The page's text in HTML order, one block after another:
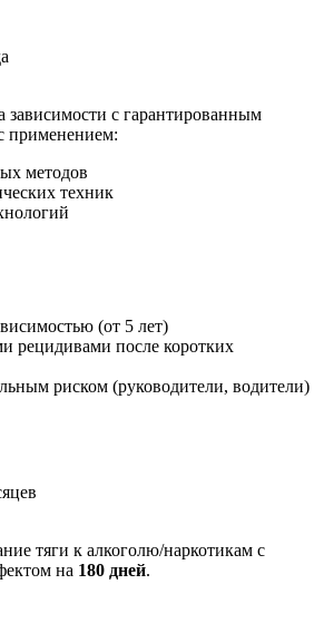
зависимости с гарантированным
применением:
методов
техник
(от 5 лет)
рецидивами после коротких
риском (руководители, водители)
тяги к алкоголю/наркотикам с
на 180 дней.